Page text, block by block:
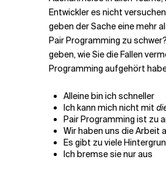
Entwickler es nicht
geben der Sache eine mehr
Pair Programming zu
geben, wie Sie die Fallen
Programming aufgehört
Alleine bin ich schneller
Ich kann mich nicht mit
Pair Programming ist zu
Wir haben uns die Arbeit
Es gibt zu viele
Ich bremse sie nur aus